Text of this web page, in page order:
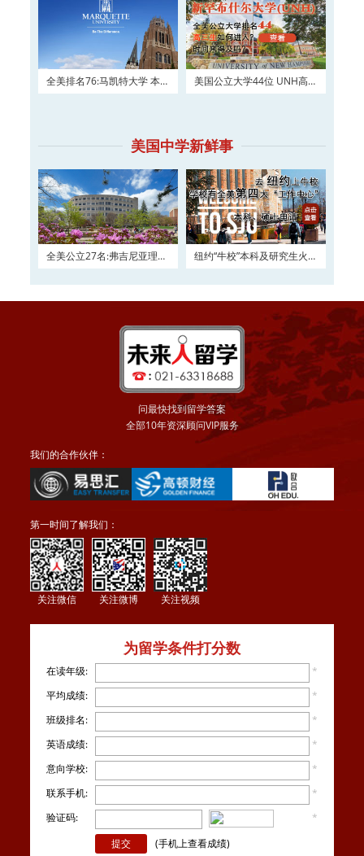
全美排名76:马凯特大学 本科
美国公立大学44位 UNH高三
美国中学新鲜事
全美公立27名:弗吉尼亚理工
纽约“牛校”本科及研究生火热
问最快找到留学答案
全部10年资深顾问VIP服务
我们的合作伙伴：
第一时间了解我们：
关注微信 关注微博 关注视频
为留学条件打分数
在读年级:
*
平均成绩:
*
班级排名:
*
英语成绩:
*
意向学校:
*
联系手机:
*
验证码:
*
(手机上查看成绩)